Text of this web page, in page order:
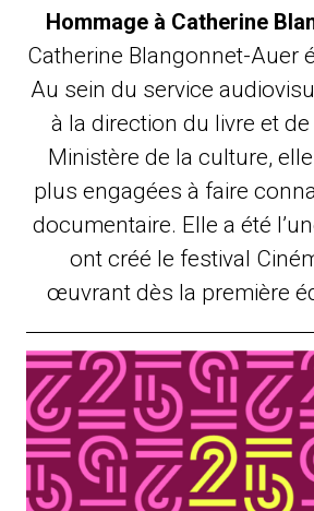
Hommage à Catherine
Catherine Blangonnet-Auer
Au sein du service
à la direction du livre et
Ministère de la culture,
plus engagées à faire
documentaire. Elle a été
ont créé le festival
œuvrant dès la première